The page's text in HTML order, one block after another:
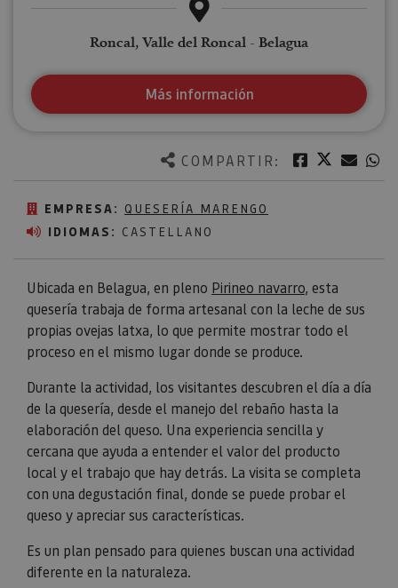
COMPARTIR: Facebook
Twitter
EMPRESA: QUESERÍA MARENGO
IDIOMAS: CASTELLANO
Ubicada en Belagua, en pleno Pirineo navarro, esta
quesería trabaja de forma artesanal con la leche de sus
propias ovejas latxa, lo que permite mostrar todo el
proceso en el mismo lugar donde se produce.
Durante la actividad, los visitantes descubren el día a día
de la quesería, desde el manejo del rebaño hasta la
elaboración del queso. Una experiencia sencilla y
cercana que ayuda a entender el valor del producto
local y el trabajo que hay detrás. La visita se completa
con una degustación final, donde se puede probar el
queso y apreciar sus características.
Es un plan pensado para quienes buscan una actividad
diferente en la naturaleza.
Roncal, Valle del Roncal - Belagua
Más información